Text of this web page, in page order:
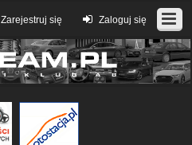
Zaloguj się
Zarejestruj się